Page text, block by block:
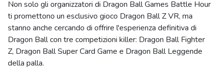
Non solo gli organizzatori di Dragon Ball Games Battle Hour
ti promettono un esclusivo gioco Dragon Ball Z VR, ma
stanno anche cercando di offrire l'esperienza definitiva di
Dragon Ball con tre competizioni killer: Dragon Ball Fighter
Z, Dragon Ball Super Card Game e Dragon Ball Leggende
della palla.